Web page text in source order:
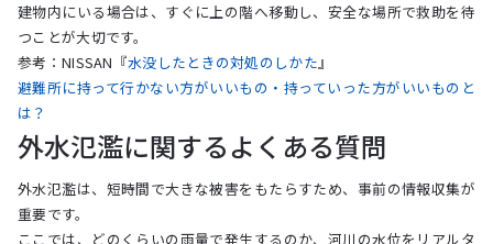
建物内にいる場合は、すぐに上の階へ移動し、安全な場所で救助を待
つことが大切です。
参考：NISSAN『水没したときの対処のしかた』
避難所に持って行かない方がいいもの・持っていった方がいいものと
は？
外水氾濫に関するよくある質問
外水氾濫は、短時間で大きな被害をもたらすため、事前の情報収集が
重要です。
ここでは、どのくらいの雨量で発生するのか、河川の水位をリアルタ